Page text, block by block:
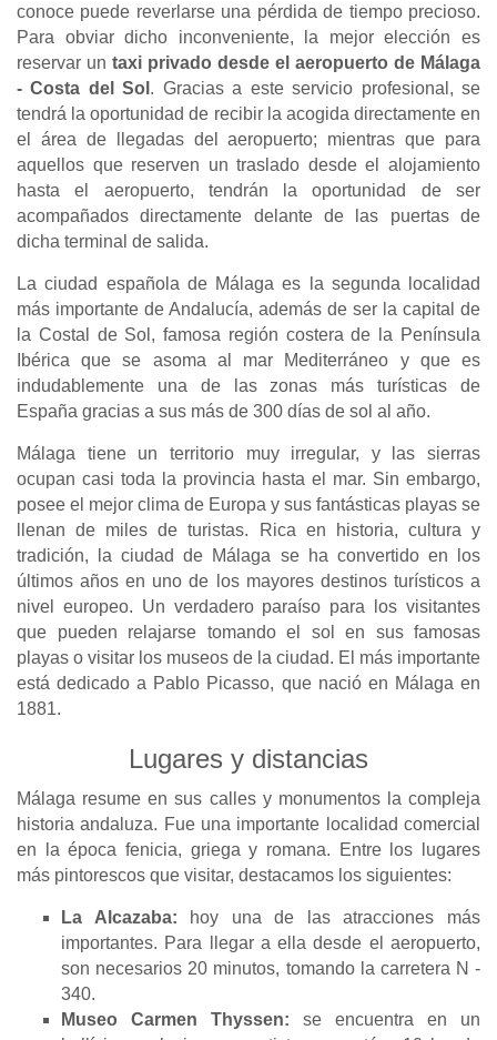
conoce puede reverlarse una pérdida de tiempo precioso.
Para obviar dicho inconveniente, la mejor elección es
reservar un taxi privado desde el aeropuerto de Málaga
- Costa del Sol . Gracias a este servicio profesional, se
tendrá la oportunidad de recibir la acogida directamente en
el área de llegadas del aeropuerto; mientras que para
aquellos que reserven un traslado desde el alojamiento
hasta el aeropuerto, tendrán la oportunidad de ser
acompañados directamente delante de las puertas de
dicha terminal de salida.
La ciudad española de Málaga es la segunda localidad
más importante de Andalucía, además de ser la capital de
la Costal de Sol, famosa región costera de la Península
Ibérica que se asoma al mar Mediterráneo y que es
indudablemente una de las zonas más turísticas de
España gracias a sus más de 300 días de sol al año.
Málaga tiene un territorio muy irregular, y las sierras
ocupan casi toda la provincia hasta el mar. Sin embargo,
posee el mejor clima de Europa y sus fantásticas playas se
llenan de miles de turistas. Rica en historia, cultura y
tradición, la ciudad de Málaga se ha convertido en los
últimos años en uno de los mayores destinos turísticos a
nivel europeo. Un verdadero paraíso para los visitantes
que pueden relajarse tomando el sol en sus famosas
playas o visitar los museos de la ciudad. El más importante
está dedicado a Pablo Picasso, que nació en Málaga en
1881.
Lugares y distancias
Málaga resume en sus calles y monumentos la compleja
historia andaluza. Fue una importante localidad comercial
en la época fenicia, griega y romana. Entre los lugares
más pintorescos que visitar, destacamos los siguientes:
La Alcazaba: hoy una de las atracciones más
importantes. Para llegar a ella desde el aeropuerto,
son necesarios 20 minutos, tomando la carretera N -
340.
Museo Carmen Thyssen: se encuentra en un